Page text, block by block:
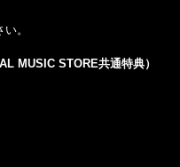
。
MUSIC STORE共通特典）